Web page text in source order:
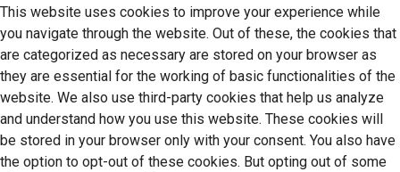
This website uses cookies to improve your experience while
you navigate through the website. Out of these, the cookies that
are categorized as necessary are stored on your browser as
they are essential for the working of basic functionalities of the
website. We also use third-party cookies that help us analyze
and understand how you use this website. These cookies will
be stored in your browser only with your consent. You also have
the option to opt-out of these cookies. But opting out of some